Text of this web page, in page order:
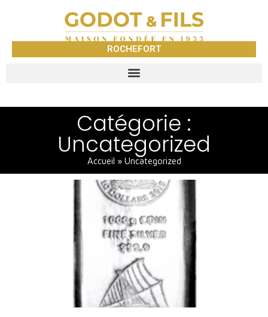
ROCHEFORT
Catégorie :
Uncategorized
Accueil » Uncategorized